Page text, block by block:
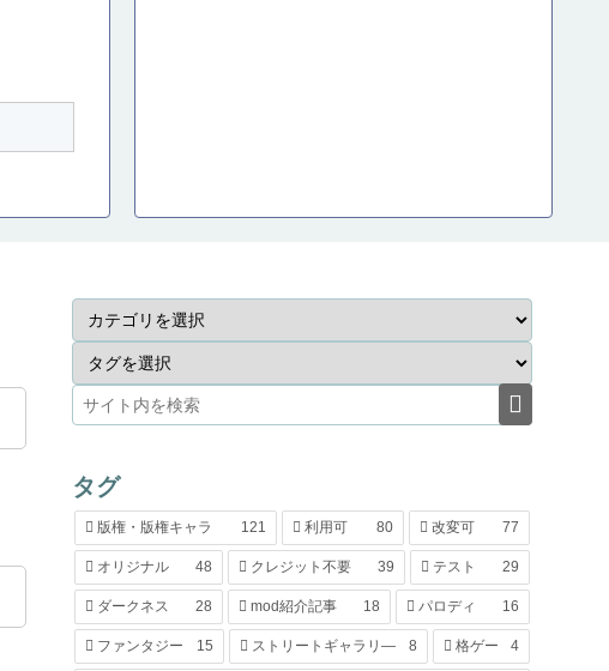
タグ
版権・版権キャラ 121 利用可 80 改変可 77
オリジナル 48 クレジット不要 39 テスト 29
ダークネス 28 mod紹介記事 18 パロディ 16
ファンタジー 15 ストリートギャラリ― 8 格ゲー 4